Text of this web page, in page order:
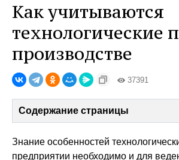
Как учитываются
технологические
производстве
37391
Содержание страницы
Знание особенностей
предприятии необходимо и для